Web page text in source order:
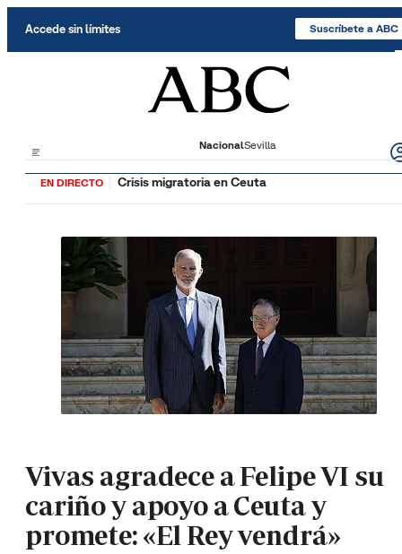
Accede sin límites Suscríbete a ABC
NacionalSevilla
EN DIRECTO Crisis migratoria en Ceuta
Vivas agradece a Felipe VI su
cariño y apoyo a Ceuta y
promete: «El Rey vendrá»